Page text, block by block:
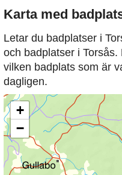
Karta med
Letar du badplatser i
och badplatser i
vilken badplats som är
dagligen.
+
−